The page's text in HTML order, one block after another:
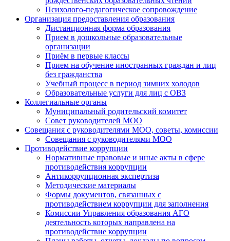
Психолого-педагогическое сопровождение
Организация предоставления образования
Дистанционная форма образования
Прием в дошкольные образовательные
организации
Приём в первые классы
Прием на обучение иностранных граждан и лиц
без гражданства
Учебный процесс в период зимних холодов
Образовательные услуги для лиц с ОВЗ
Коллегиальные органы
Муниципальный родительский комитет
Совет руководителей МОО
Совещания с руководителями МОО, советы, комиссии
Совещания с руководителями МОО
Противодействие коррупции
Нормативные правовые и иные акты в сфере
противодействия коррупции
Антикоррупционная экспертиза
Методические материалы
Формы документов, связанных с
противодействием коррупции для заполнения
Комиссии Управления образования АГО
деятельность которых направлена на
противодействие коррупции